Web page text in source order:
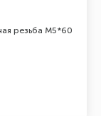
резьба М5*60